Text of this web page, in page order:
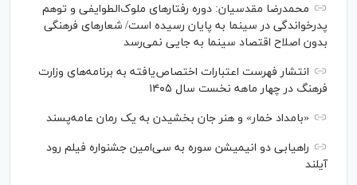
محمدرضا مقدسیان: دوره رفتارهای ملوک‌الطوایفی و توهم
پدرخواندگی در سینما به پایان رسیده است/ شعارهای فرهنگی
بدون اصلاح اقتصاد سینما به جایی نمی‌رسد
انتشار فهرست اعتبارات اختصاص‌یافته به برنامه‌های وزارت
فرهنگ در چهار ماهه نخست سال ۱۴۰۵
«بامداد خمار» و هنر جان بخشیدن به یک رمان عامه‌پسند
راهیابی دو انیمیشن سوره به سی‌امین جشنواره فیلم رود
آیلند